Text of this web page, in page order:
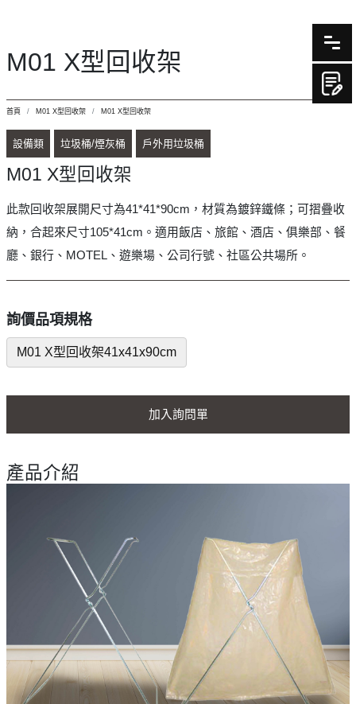
M01 X型回收架
首頁 M01 X型回收架 M01 X型回收架
設備類 垃圾桶/煙灰桶 戶外用垃圾桶
M01 X型回收架
此款回收架展開尺寸為41*41*90cm，材質為鍍鋅鐵條；可摺疊收
納，合起來尺寸105*41cm。適用飯店、旅館、酒店、俱樂部、餐
廳、銀行、MOTEL、遊樂場、公司行號、社區公共場所。
詢價品項規格
M01 X型回收架41x41x90cm
加入詢問單
產品介紹